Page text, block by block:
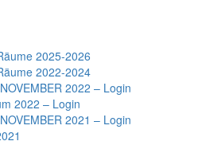
2025-2026
2022-2024
2022 – Login
2022 – Login
2021 – Login